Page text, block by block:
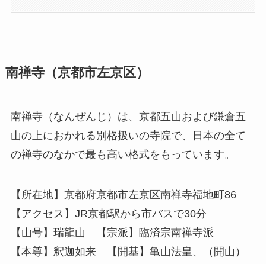
南禅寺（京都市左京区）
南禅寺（なんぜんじ）は、京都五山および鎌倉五
山の上におかれる別格扱いの寺院で、日本の全て
の禅寺のなかで最も高い格式をもっています。
【所在地】京都府京都市左京区南禅寺福地町86
【アクセス】JR京都駅から市バスで30分
【山号】瑞龍山 【宗派】臨済宗南禅寺派
【本尊】釈迦如来 【開基】亀山法皇、（開山）